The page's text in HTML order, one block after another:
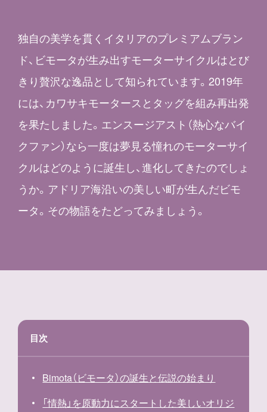
独自の美学を貫くイタリアのプレミアムブラン
ド、ビモータが生み出すモーターサイクルはとび
きり贅沢な逸品として知られています。2019年
には、カワサキモータースとタッグを組み再出発
を果たしました。エンスージアスト（熱心なバイ
クファン）なら一度は夢見る憧れのモーターサイ
クルはどのように誕生し、進化してきたのでしょ
うか。アドリア海沿いの美しい町が生んだビモ
ータ。その物語をたどってみましょう。
目次
Bimota（ビモータ）の誕生と伝説の始まり
「情熱」を原動力にスタートした美しいオリジ